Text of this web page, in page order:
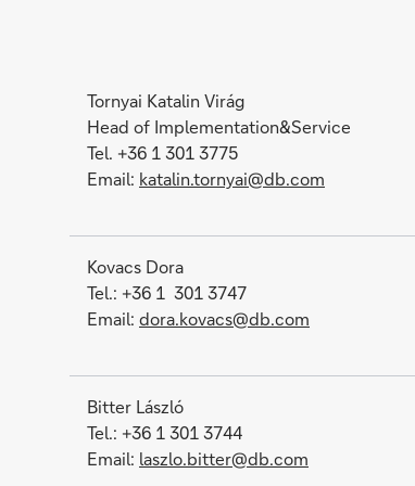
Tornyai Katalin Virág
Head of Implementation&Service
Tel. +36 1 301 3775
Email: katalin.tornyai@db.com
Kovacs Dora
Tel.: +36 1 301 3747
Email: dora.kovacs@db.com
Bitter László
Tel.: +36 1 301 3744
Email: laszlo.bitter@db.com